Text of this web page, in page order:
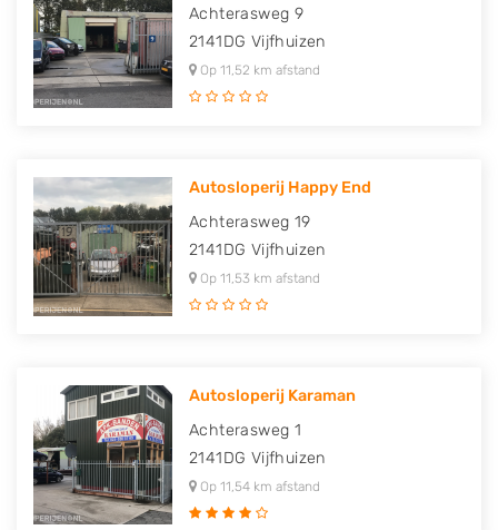
Achterasweg 9
2141DG Vijfhuizen
Op 11,52 km afstand
Autosloperij Happy End
Achterasweg 19
2141DG Vijfhuizen
Op 11,53 km afstand
Autosloperij Karaman
Achterasweg 1
2141DG Vijfhuizen
Op 11,54 km afstand